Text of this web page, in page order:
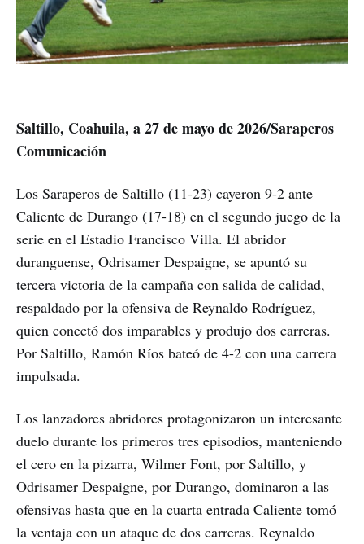
Saltillo, Coahuila, a 27 de mayo de 2026/Saraperos
Comunicación
Los Saraperos de Saltillo (11-23) cayeron 9-2 ante
Caliente de Durango (17-18) en el segundo juego de la
serie en el Estadio Francisco Villa. El abridor
duranguense, Odrisamer Despaigne, se apuntó su
tercera victoria de la campaña con salida de calidad,
respaldado por la ofensiva de Reynaldo Rodríguez,
quien conectó dos imparables y produjo dos carreras.
Por Saltillo, Ramón Ríos bateó de 4-2 con una carrera
impulsada.
Los lanzadores abridores protagonizaron un interesante
duelo durante los primeros tres episodios, manteniendo
el cero en la pizarra, Wilmer Font, por Saltillo, y
Odrisamer Despaigne, por Durango, dominaron a las
ofensivas hasta que en la cuarta entrada Caliente tomó
la ventaja con un ataque de dos carreras. Reynaldo